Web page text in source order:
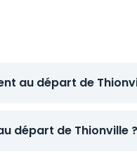
au départ de
départ de Thionville ?